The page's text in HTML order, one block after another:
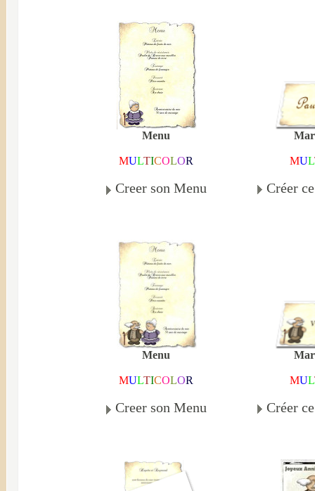
Menu
MULTICOLOR
Creer son Menu
MUL
Créer
Menu
MULTICOLOR
Creer son Menu
MUL
Créer